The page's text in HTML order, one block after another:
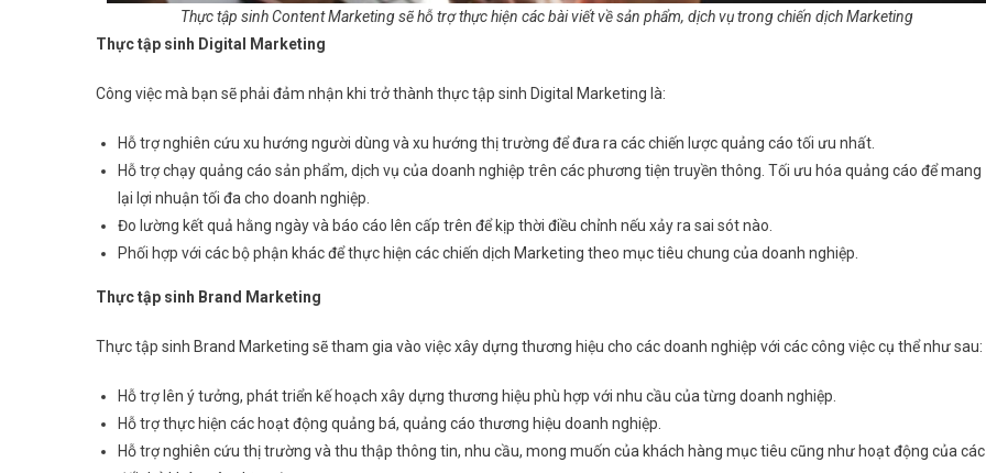
Thực tập sinh Content Marketing sẽ hỗ trợ thực hiện các bài viết về sản phẩm, dịch vụ trong chiến dịch Marketing
Thực tập sinh Digital Marketing
Công việc mà bạn sẽ phải đảm nhận khi trở thành thực tập sinh Digital Marketing là:
Hỗ trợ nghiên cứu xu hướng người dùng và xu hướng thị trường để đưa ra các chiến lược quảng cáo tối ưu nhất.
Hỗ trợ chạy quảng cáo sản phẩm, dịch vụ của doanh nghiệp trên các phương tiện truyền thông. Tối ưu hóa quảng cáo để mang
lại lợi nhuận tối đa cho doanh nghiệp.
Đo lường kết quả hằng ngày và báo cáo lên cấp trên để kịp thời điều chỉnh nếu xảy ra sai sót nào.
Phối hợp với các bộ phận khác để thực hiện các chiến dịch Marketing theo mục tiêu chung của doanh nghiệp.
Thực tập sinh Brand Marketing
Thực tập sinh Brand Marketing sẽ tham gia vào việc xây dựng thương hiệu cho các doanh nghiệp với các công việc cụ thể như sau:
Hỗ trợ lên ý tưởng, phát triển kế hoạch xây dựng thương hiệu phù hợp với nhu cầu của từng doanh nghiệp.
Hỗ trợ thực hiện các hoạt động quảng bá, quảng cáo thương hiệu doanh nghiệp.
Hỗ trợ nghiên cứu thị trường và thu thập thông tin, nhu cầu, mong muốn của khách hàng mục tiêu cũng như hoạt động của các